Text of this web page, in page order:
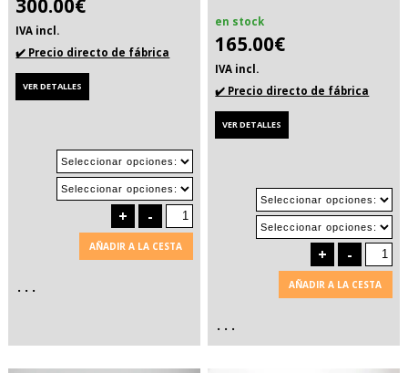
300.00€
IVA incl.
✔️ Precio directo de fábrica
VER DETALLES
+ -
AÑADIR A LA CESTA
. . .
en stock
165.00€
IVA incl.
✔️ Precio directo de fábrica
VER DETALLES
+ -
AÑADIR A LA CESTA
. . .